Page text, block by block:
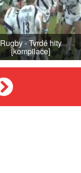
Rugby - Tvrdé hity
[kompilace]